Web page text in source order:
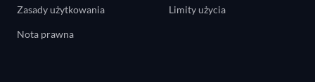
Zasady użytkowania Limity użycia
Nota prawna